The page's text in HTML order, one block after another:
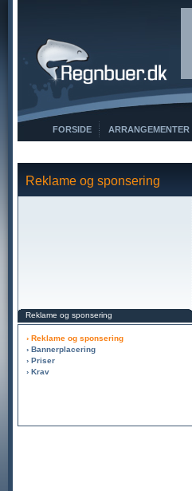
FORSIDE ARRANGEMENTER
Reklame og sponsering
Reklame og sponsering
› Reklame og sponsering
› Bannerplacering
› Priser
› Krav